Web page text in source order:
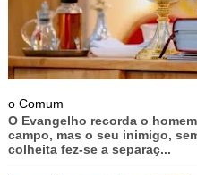
o Comum
O Evangelho recorda o
campo, mas o seu inimigo,
colheita fez-se a separaç...